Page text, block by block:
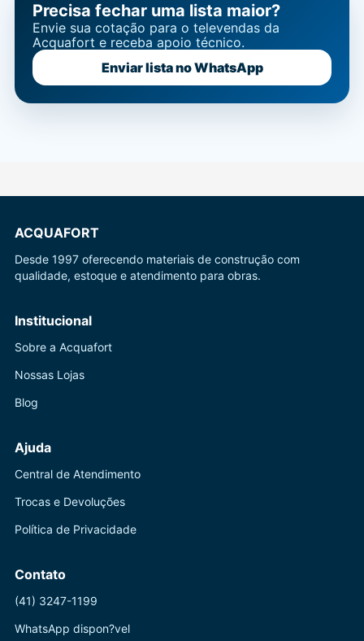
Precisa fechar uma lista maior?
Envie sua cotação para o televendas da
Acquafort e receba apoio técnico.
Enviar lista no WhatsApp
ACQUAFORT
Desde 1997 oferecendo materiais de construção com
qualidade, estoque e atendimento para obras.
Institucional
Sobre a Acquafort
Nossas Lojas
Blog
Ajuda
Central de Atendimento
Trocas e Devoluções
Política de Privacidade
Contato
(41) 3247-1199
WhatsApp dispon?vel